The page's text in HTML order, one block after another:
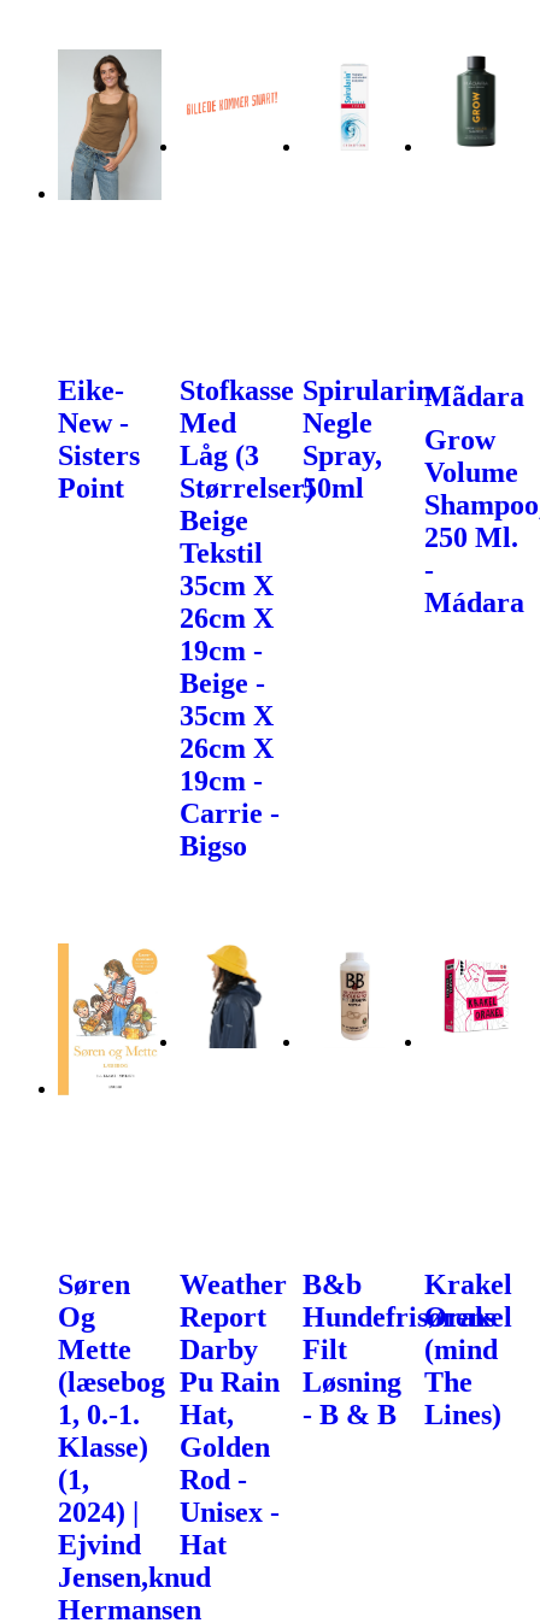
Eike-
New -
Sisters
Point
Stofkasse
Med
Låg (3
Størrelser)
Beige
Tekstil
35cm X
26cm X
19cm -
Beige -
35cm X
26cm X
19cm -
Carrie -
Bigso
Spirularin
Negle
Spray,
50ml
Mãdara
Grow
Volume
250 Ml.
-
Mádara
Søren
Og
Mette
(læsebog
1, 0.-1.
Klasse)
(1,
2024) |
Ejvind
Jensen,knud
Hermansen
Weather
Report
Darby
Pu Rain
Hat,
Golden
Rod -
Unisex -
Hat
B&b
Hundefrisørens
Filt
Løsning
- B & B
Krakel
Orakel
(mind
The
Lines)